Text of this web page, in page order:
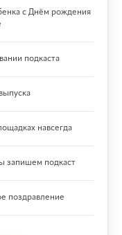
с Днём рождения
подкаста
навсегда
запишем подкаст
поздравление